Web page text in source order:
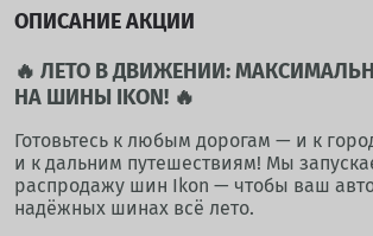
ОПИСАНИЕ АКЦИИ
🔥 ЛЕТО В ДВИЖЕНИИ:
НА ШИНЫ IKON! 🔥
Готовьтесь к любым дорогам — и к
и к дальним путешествиям! Мы
распродажу шин Ikon — чтобы ваш
надёжных шинах всё лето.